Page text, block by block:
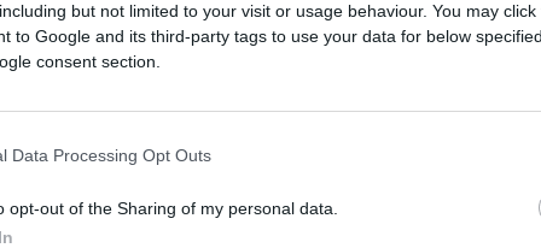
but not limited to your visit or usage behaviour. You may
to Google and its third-party tags to use your data for below
consent section.
Data Processing Opt Outs
opt-out of the Sharing of my personal data.
Lijepo je čuti da smo dobri, uspješni i posebni.
prijatan osjećaj sigurnosti. Međutim,
ne pitajući se da li je ta pohvala uopšte
koja im koristi nego pohvalu koja ih vara